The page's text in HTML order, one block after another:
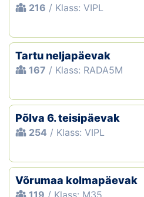
216 / Klass: VIPL
Tartu neljapäevak
167 / Klass: RADA5M
Põlva 6. teisipäevak
254 / Klass: VIPL
Võrumaa kolmapäevak
119 / Klass: M35